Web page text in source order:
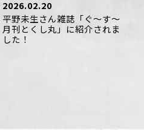
2026.02.20
平野未生さん雑誌「ぐ〜す〜
月刊とくし丸」に紹介されま
した！